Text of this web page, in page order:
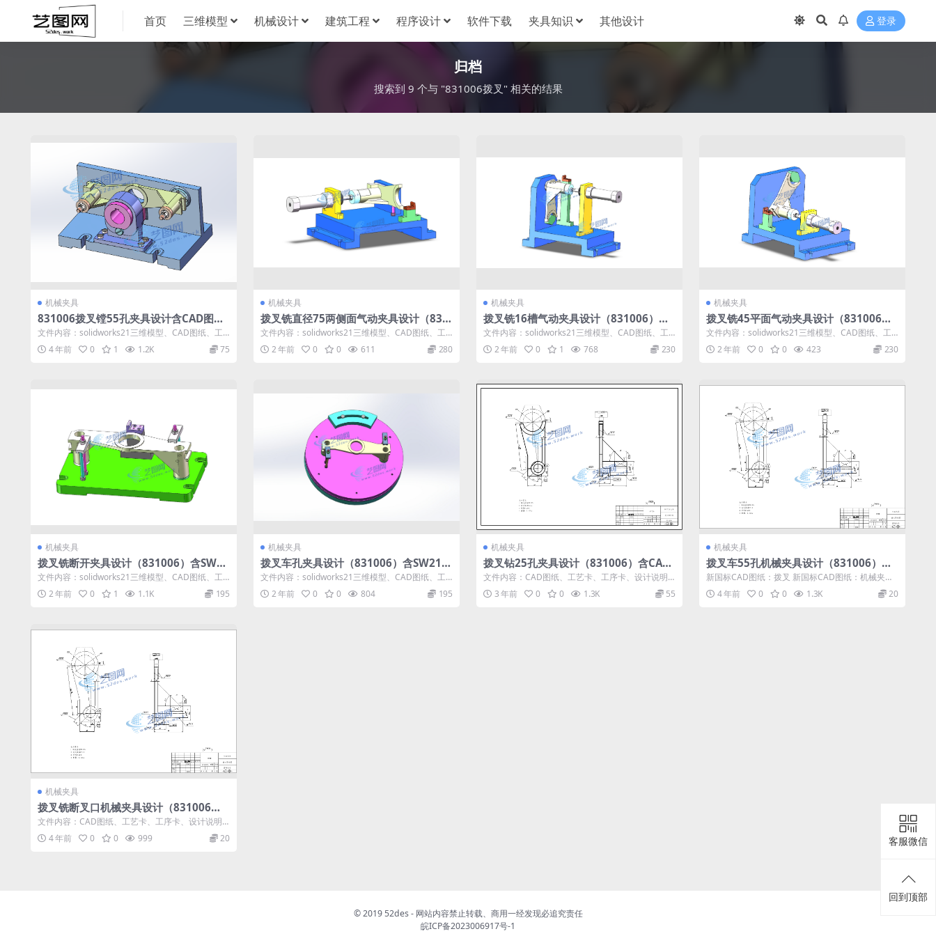
首页 三维模型 机械设计 建筑工程 程序设计 软件下载 夹具知识 其他设计 登录
归档
搜索到 9 个与 "831006拨叉" 相关的结果
机械夹具
831006拨叉镗55孔夹具设计含CAD图纸
+solidworks21三维模型+说明书｜C222
16
文件内容：solidworks21三维模型、CAD图纸、工
艺卡、工序卡、设计说明...
4 年前 0 1 1.2K 75
机械夹具
拨叉铣直径75两侧面气动夹具设计（831
006）含SW21版三维模型+CAD图纸+说
明书｜C25157
文件内容：solidworks21三维模型、CAD图纸、工
艺卡、工序卡、设计说明...
2 年前 0 0 611 280
机械夹具
拨叉铣16槽气动夹具设计（831006）含S
W21版三维模型+CAD图纸+说明书｜C25
156
文件内容：solidworks21三维模型、CAD图纸、工
艺卡、工序卡、设计说明...
2 年前 0 1 768 230
机械夹具
拨叉铣45平面气动夹具设计（831006）
含SW21版三维模型+CAD图纸+说明书｜
C25155
文件内容：solidworks21三维模型、CAD图纸、工
艺卡、工序卡、设计说明...
2 年前 0 0 423 230
机械夹具
拨叉铣断开夹具设计（831006）含SW21
版三维模型+CAD图纸+说明书｜C25067
文件内容：solidworks21三维模型、CAD图纸、工
艺卡、工序卡、设计说明...
2 年前 0 1 1.1K 195
机械夹具
拨叉车孔夹具设计（831006）含SW21版
三维模型+CAD图纸+说明书｜C24886
文件内容：solidworks21三维模型、CAD图纸、工
艺卡、工序卡、设计说明...
2 年前 0 0 804 195
机械夹具
拨叉钻25孔夹具设计（831006）含CAD
图纸+说明书｜C22841
文件内容：CAD图纸、工艺卡、工序卡、设计说明
书、工序卡用图 新国标CAD图纸：...
3 年前 0 0 1.3K 55
机械夹具
拨叉车55孔机械夹具设计（831006）含
CAD图纸+工艺卡规程说明书｜C22072
新国标CAD图纸：拨叉 新国标CAD图纸：机械夹具
设计装配图 新国标CAD图纸：...
4 年前 0 0 1.3K 20
机械夹具
拨叉铣断叉口机械夹具设计（831006）
含CAD图纸+工艺卡说明书｜C22071
文件内容：CAD图纸、工艺卡、工序卡、设计说明
书 新国标CAD图纸：拨叉 新国标...
4 年前 0 0 999 20 客服微信
回到顶部
© 2019 52des - 网站内容禁止转载、商用一经发现必追究责任
皖ICP备2023006917号-1